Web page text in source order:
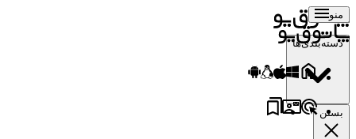
منو
دسته‌بندی‌ها
بستن